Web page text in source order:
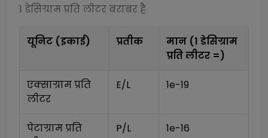
1 डेसिग्राम प्रति लीटरबराबर है
यूनिट (इकाई) प्रतीक मान (1 डेसिग्राम
प्रति लीटर =)
एक्साग्राम प्रति
लीटर
E/L 1e-19
पेटाग्राम प्रति
P/L 1e-16